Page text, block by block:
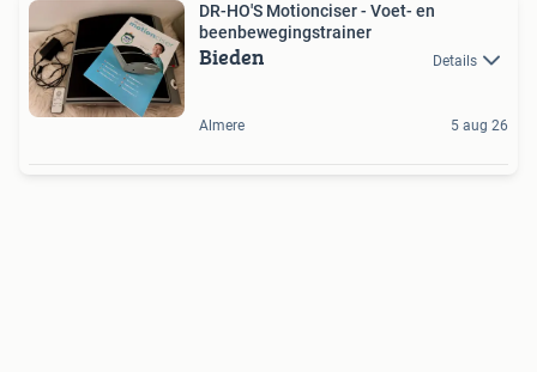
DR-HO'S Motionciser - Voet- en
beenbewegingstrainer
Bieden Details
Almere 5 aug 26